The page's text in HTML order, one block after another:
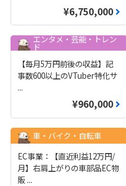
¥6,750,000
エンタメ・芸能・トレン
ド
【毎月5万円前後の収益】記
事数600以上のVTuber特化サ
...
¥960,000
車・バイク・自転車
EC事業：【直近利益12万円/
月】右肩上がりの車部品EC物
販 ...